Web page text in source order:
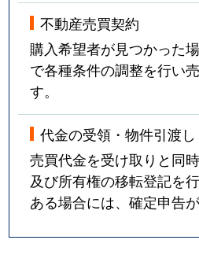
不動産売買契約
購入希望者が見つかった
で各種条件の調整を行い
す。
代金の受領・物件引渡し
売買代金を受け取りと同
及び所有権の移転登記を
ある場合には、確定申告